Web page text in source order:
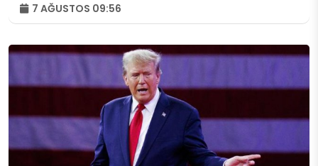
7 AĞUSTOS 09:56